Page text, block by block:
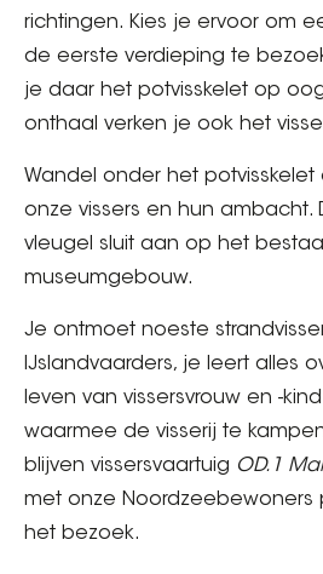
richtingen. Kies je ervoor om
de eerste verdieping te
je daar het potvisskelet op
onthaal verken je ook het
Wandel onder het potvisskelet
onze vissers en hun ambacht.
vleugel sluit aan op het
museumgebouw.
Je ontmoet noeste
IJslandvaarders, je leert alles
leven van vissersvrouw en -
waarmee de visserij te
blijven vissersvaartuig OD.1
met onze Noordzeebewoners
het bezoek.